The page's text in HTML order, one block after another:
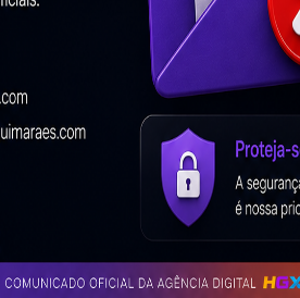
todos os dias
Importante
Buscam
No Topo
No